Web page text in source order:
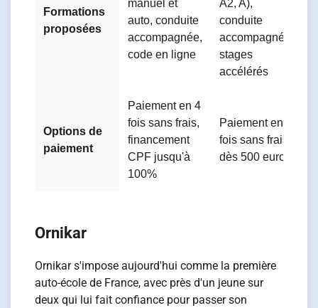
Formations
proposées
manuel et
auto, conduite
accompagnée,
code en ligne
A2, A),
conduite
accompagnée,
stages
accélérés
Options de
paiement
Paiement en 4
fois sans frais,
financement
CPF jusqu'à
100%
Paiement en 3
fois sans frais
dès 500 euros
Ornikar
Ornikar s'impose aujourd'hui comme la première
auto-école de France, avec près d'un jeune sur
deux qui lui fait confiance pour passer son